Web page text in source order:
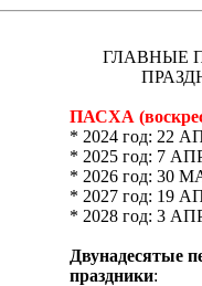
ГЛАВНЫЕ
ПАСХА
* 2024 год: 22
* 2025 год: 7
* 2026 год: 30
* 2027 год: 19
* 2028 год: 3
Двунадесятые
праздники: